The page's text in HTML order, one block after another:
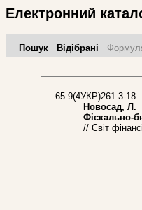
Електронний
Пошук Відібрані
65.9(4УКР)261.3-18
Новосад, Л.
Фіскально-
// Світ